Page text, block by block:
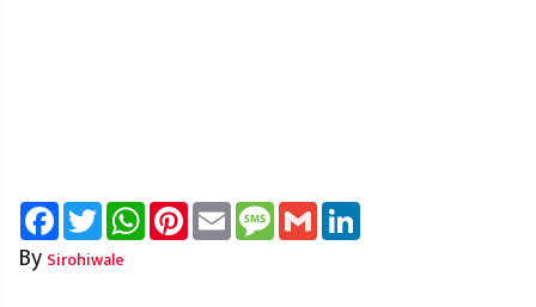
FacebookTwitterWhatsAppPinterest
Email Message
Gmail
By Sirohiwale